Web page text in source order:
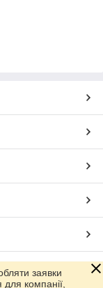
заявки
компанії,